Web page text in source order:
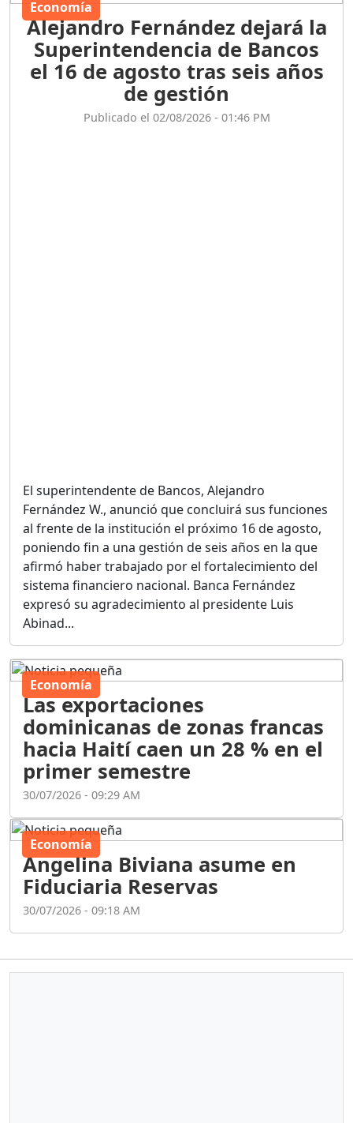
Economía
Alejandro Fernández dejará la
Superintendencia de Bancos
el 16 de agosto tras seis años
de gestión
Publicado el 02/08/2026 - 01:46 PM
El superintendente de Bancos, Alejandro
Fernández W., anunció que concluirá sus funciones
al frente de la institución el próximo 16 de agosto,
poniendo fin a una gestión de seis años en la que
afirmó haber trabajado por el fortalecimiento del
sistema financiero nacional. Banca Fernández
expresó su agradecimiento al presidente Luis
Abinad...
Economía
Las exportaciones
dominicanas de zonas francas
hacia Haití caen un 28 % en el
primer semestre
30/07/2026 - 09:29 AM
Economía
Angelina Biviana asume en
Fiduciaria Reservas
30/07/2026 - 09:18 AM